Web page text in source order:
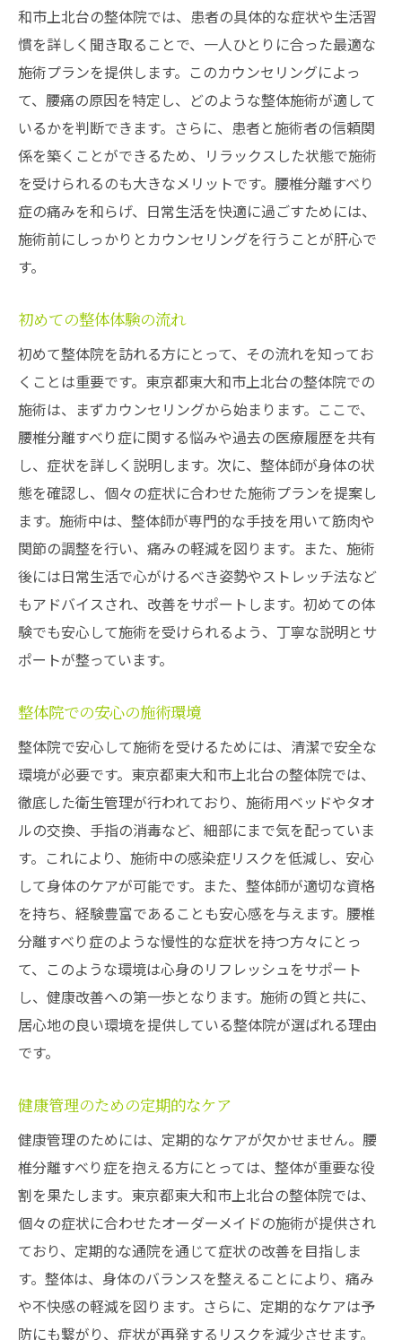
和市上北台の整体院では、患者の具体的な症状や生活習
慣を詳しく聞き取ることで、一人ひとりに合った最適な
施術プランを提供します。このカウンセリングによっ
て、腰痛の原因を特定し、どのような整体施術が適して
いるかを判断できます。さらに、患者と施術者の信頼関
係を築くことができるため、リラックスした状態で施術
を受けられるのも大きなメリットです。腰椎分離すべり
症の痛みを和らげ、日常生活を快適に過ごすためには、
施術前にしっかりとカウンセリングを行うことが肝心で
す。
初めての整体体験の流れ
初めて整体院を訪れる方にとって、その流れを知ってお
くことは重要です。東京都東大和市上北台の整体院での
施術は、まずカウンセリングから始まります。ここで、
腰椎分離すべり症に関する悩みや過去の医療履歴を共有
し、症状を詳しく説明します。次に、整体師が身体の状
態を確認し、個々の症状に合わせた施術プランを提案し
ます。施術中は、整体師が専門的な手技を用いて筋肉や
関節の調整を行い、痛みの軽減を図ります。また、施術
後には日常生活で心がけるべき姿勢やストレッチ法など
もアドバイスされ、改善をサポートします。初めての体
験でも安心して施術を受けられるよう、丁寧な説明とサ
ポートが整っています。
整体院での安心の施術環境
整体院で安心して施術を受けるためには、清潔で安全な
環境が必要です。東京都東大和市上北台の整体院では、
徹底した衛生管理が行われており、施術用ベッドやタオ
ルの交換、手指の消毒など、細部にまで気を配っていま
す。これにより、施術中の感染症リスクを低減し、安心
して身体のケアが可能です。また、整体師が適切な資格
を持ち、経験豊富であることも安心感を与えます。腰椎
分離すべり症のような慢性的な症状を持つ方々にとっ
て、このような環境は心身のリフレッシュをサポート
し、健康改善への第一歩となります。施術の質と共に、
居心地の良い環境を提供している整体院が選ばれる理由
です。
健康管理のための定期的なケア
健康管理のためには、定期的なケアが欠かせません。腰
椎分離すべり症を抱える方にとっては、整体が重要な役
割を果たします。東京都東大和市上北台の整体院では、
個々の症状に合わせたオーダーメイドの施術が提供され
ており、定期的な通院を通じて症状の改善を目指しま
す。整体は、身体のバランスを整えることにより、痛み
や不快感の軽減を図ります。さらに、定期的なケアは予
防にも繋がり、症状が再発するリスクを減少させます。